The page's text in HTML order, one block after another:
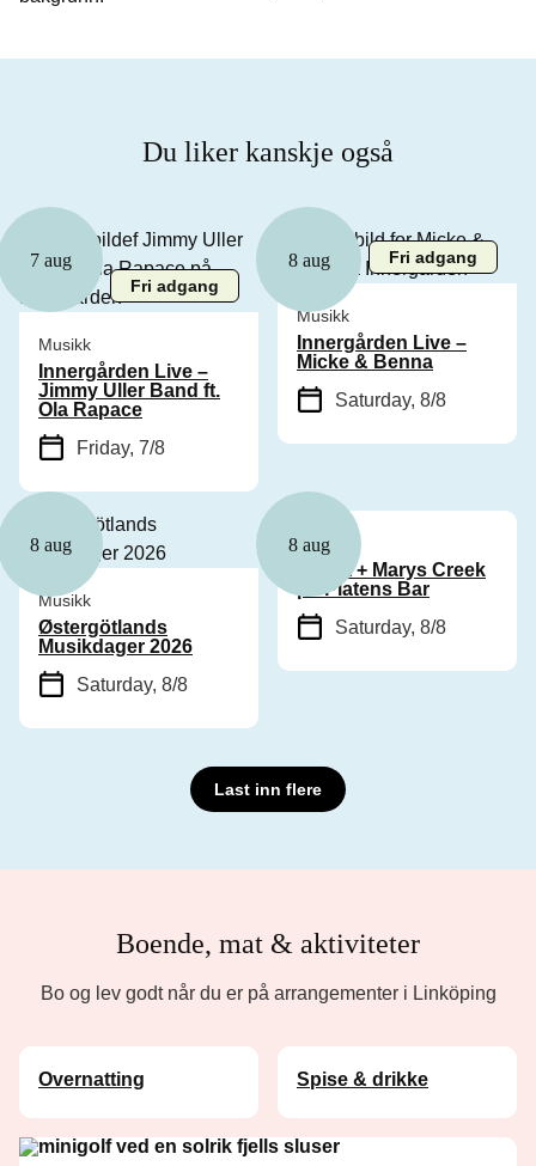
Du liker kanskje også
7 aug
Fri adgang
Musikk
Innergården Live –
Jimmy Uller Band ft.
Ola Rapace
Friday, 7/8
8 aug Fri adgang
Musikk
Innergården Live –
Micke & Benna
Saturday, 8/8
8 aug
Musikk
Østergötlands
Musikdager 2026
Saturday, 8/8
8 aug
Musikk
Cyhra + Marys Creek
på Platens Bar
Saturday, 8/8
Last inn flere
Boende, mat & aktiviteter
Bo og lev godt når du er på arrangementer i Linköping
Overnatting Spise & drikke